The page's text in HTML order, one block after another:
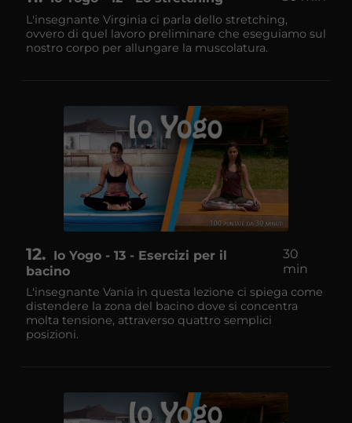
L'insegnante Virginia ci parla dello stretching,
ovvero di quel lavoro preliminare che eseguiamo sul
nostro corpo per allungare la muscolatura.
12
Io Yogo - 13 - Esercizi per il
bacino
30
min
L'insegnante Vania in questa lezione ci spiega come
distendere la zona del bacino dove si concentra
molta tensione, attraverso quattro semplici
posizioni.